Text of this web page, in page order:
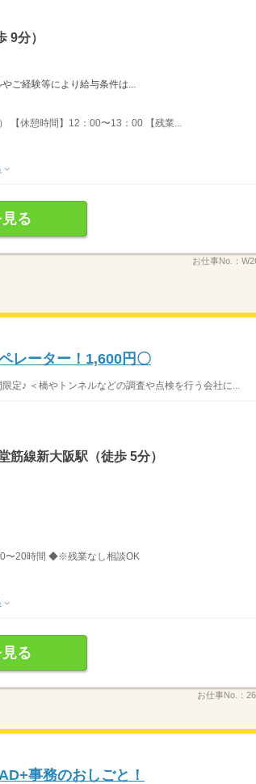
9分）
ご経験等により給与条件は...
【休憩時間】12：00〜13：00 【残業...
る
お仕事No.：
レーター！1,600円〇
定♪ ＜橋やトンネルなどの調査や点検を行う会社に...
筋線新大阪駅（徒歩 5分）
0〜20時間 ◆※残業なし相談OK
る
お仕事No.：
事務のおしごと！